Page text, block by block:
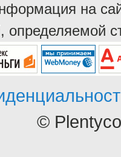
на
определяемой
©